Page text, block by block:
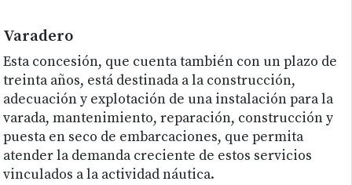
Varadero
Esta concesión, que cuenta también con un plazo de
treinta años, está destinada a la construcción,
adecuación y explotación de una instalación para la
varada, mantenimiento, reparación, construcción y
puesta en seco de embarcaciones, que permita
atender la demanda creciente de estos servicios
vinculados a la actividad náutica.